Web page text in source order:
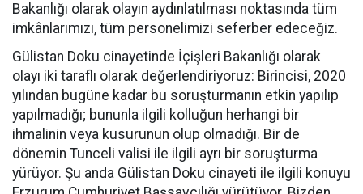
Bakanlığı olarak olayın aydınlatılması noktasında tüm
imkânlarımızı, tüm personelimizi seferber edeceğiz.
Gülistan Doku cinayetinde İçişleri Bakanlığı olarak
olayı iki taraflı olarak değerlendiriyoruz: Birincisi, 2020
yılından bugüne kadar bu soruşturmanın etkin yapılıp
yapılmadığı; bununla ilgili kolluğun herhangi bir
ihmalinin veya kusurunun olup olmadığı. Bir de
dönemin Tunceli valisi ile ilgili ayrı bir soruşturma
yürüyor. Şu anda Gülistan Doku cinayeti ile ilgili konuyu